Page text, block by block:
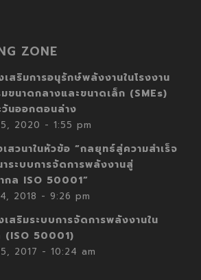
ZONE
เสริมการอนุรักษ์พลังงานในโรงงาน
ขนาดกลางและขนาดเล็ก (SMEs)
นออกตอนล่าง
2020 - 1:55 pm
สวนาในหัวข้อ “กลยุทธ์สู่ความสำเร็จ
ระบบการจัดการพลังงานสู่
กล ISO 50001”
2018 - 9:26 pm
เสริมระบบการจัดการพลังงานใน
(ISO 50001)
2017 - 10:24 am